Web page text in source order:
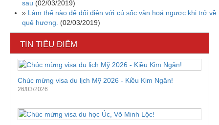
sau (02/03/2019)
» Làm thế nào để đối diện với cú sốc văn hoá ngược khi trở về
quê hương.
(02/03/2019)
TIN TIÊU ĐIỂM
Chúc mừng visa du lịch Mỹ 2026 - Kiều Kim Ngân!
26/03/2026